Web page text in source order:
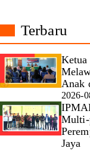
Terbaru
Anak
2026-
Multi-
Jaya